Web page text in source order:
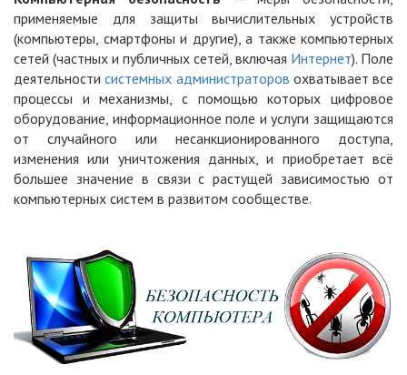
применяемые для защиты вычислительных устройств
(компьютеры, смартфоны и другие), а также компьютерных
сетей (частных и публичных сетей, включая Интернет). Поле
деятельностисистемных администраторов охватывает все
процессы и механизмы, с помощью которых цифровое
оборудование, информационное поле и услуги защищаются
от случайного или несанкционированного доступа,
изменения или уничтожения данных, и приобретает всё
большее значение в связи с растущей зависимостью от
компьютерных систем в развитом сообществе.